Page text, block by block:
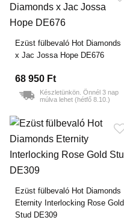
Ezüst fülbevaló Hot Diamonds
x Jac Jossa Hope DE676
68 950 Ft
Készletünkön. Önnél 3 nap
múlva lehet (hétfő 8.10.)
Ezüst fülbevaló Hot Diamonds
Eternity Interlocking Rose Gold
Stud DE309